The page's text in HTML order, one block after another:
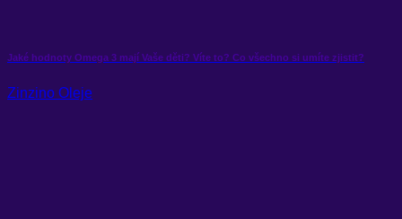
Jaké hodnoty Omega 3 mají Vaše děti? Víte to? Co všechno si umíte zjistit?
Zinzino Oleje